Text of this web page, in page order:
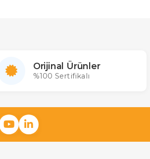
Orijinal Ürünler
%100 Sertifikalı